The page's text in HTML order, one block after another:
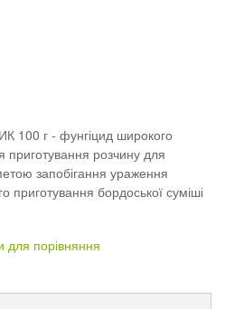
г - фунгіцид широкого
приготування розчину для
запобігання ураження
приготування бордоської суміші
для порівняння